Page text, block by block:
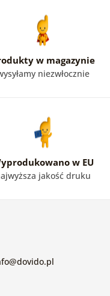
w magazynie
niezwłocznie
w EU
jakość druku